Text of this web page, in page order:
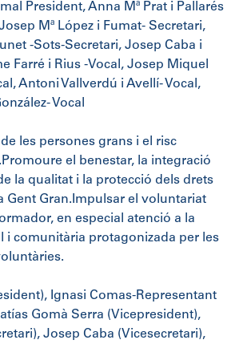
President, Anna Mª Prat i Pallarés
Mª López i Fumat- Secretari,
-Sots-Secretari, Josep Caba i
Farré i Rius -Vocal, Josep Miquel
Antoni Vallverdú i Avellí- Vocal,
Vocal
de les persones grans i el risc
el benestar, la integració
la qualitat i la protecció dels drets
Gent Gran.Impulsar el voluntariat
en especial atenció a la
i comunitària protagonizada per les
Ignasi Comas-Representant
Gomà Serra (Vicepresident),
Josep Caba (Vicesecretari),